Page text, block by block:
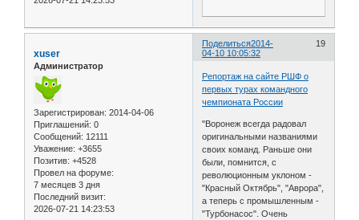
Поделиться 19
2014-
04-10 10:05:32
xuser
Администратор
Зарегистрирован: 2014-04-06
Приглашений: 0
Сообщений: 12111
Уважение: +3655
Позитив: +4528
Провел на форуме:
7 месяцев 3 дня
Последний визит:
2026-07-21 14:23:53
Репортаж на сайте РШФ о
первых турах командного
чемпионата России
"Воронеж всегда радовал
оригинальными названиями
своих команд. Раньше они
были, помнится, с
революционным уклоном -
"Красный Октябрь", "Аврора",
а теперь с промышленным -
"Турбонасос". Очень